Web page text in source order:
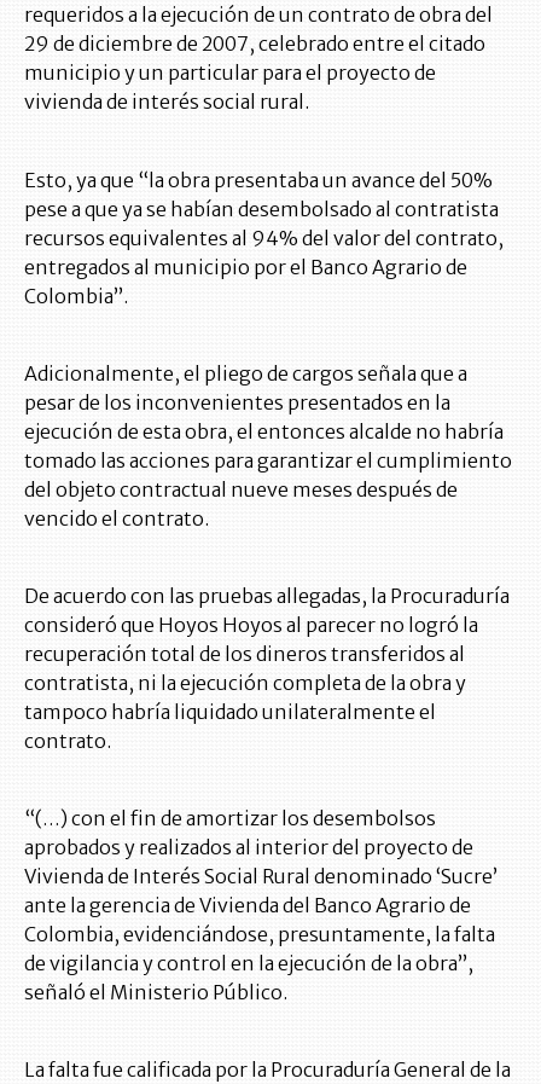
requeridos a la ejecución de un contrato de obra del
29 de diciembre de 2007, celebrado entre el citado
municipio y un particular para el proyecto de
vivienda de interés social rural.
Esto, ya que “la obra presentaba un avance del 50%
pese a que ya se habían desembolsado al contratista
recursos equivalentes al 94% del valor del contrato,
entregados al municipio por el Banco Agrario de
Colombia”.
Adicionalmente, el pliego de cargos señala que a
pesar de los inconvenientes presentados en la
ejecución de esta obra, el entonces alcalde no habría
tomado las acciones para garantizar el cumplimiento
del objeto contractual nueve meses después de
vencido el contrato.
De acuerdo con las pruebas allegadas, la Procuraduría
consideró que Hoyos Hoyos al parecer no logró la
recuperación total de los dineros transferidos al
contratista, ni la ejecución completa de la obra y
tampoco habría liquidado unilateralmente el
contrato.
“(…) con el fin de amortizar los desembolsos
aprobados y realizados al interior del proyecto de
Vivienda de Interés Social Rural denominado ‘Sucre’
ante la gerencia de Vivienda del Banco Agrario de
Colombia, evidenciándose, presuntamente, la falta
de vigilancia y control en la ejecución de la obra”,
señaló el Ministerio Público.
La falta fue calificada por la Procuraduría General de la